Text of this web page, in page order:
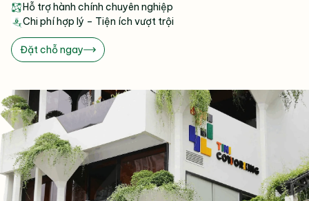
Hỗ trợ hành chính chuyên nghiệp
Chi phí hợp lý – Tiện ích vượt trội
Đặt chỗ ngay